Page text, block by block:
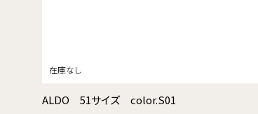
ALDO 51サイズ color.S01